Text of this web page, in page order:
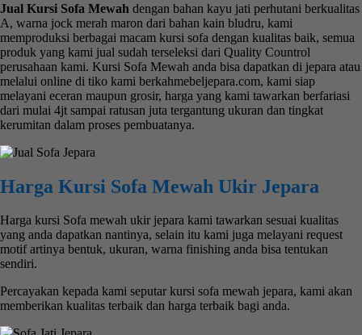
Jual Kursi Sofa Mewah dengan bahan kayu jati perhutani berkualitas
A, warna jock merah maron dari bahan kain bludru, kami
memproduksi berbagai macam kursi sofa dengan kualitas baik, semua
produk yang kami jual sudah terseleksi dari Quality Countrol
perusahaan kami. Kursi Sofa Mewah anda bisa dapatkan di jepara atau
melalui online di tiko kami berkahmebeljepara.com, kami siap
melayani eceran maupun grosir, harga yang kami tawarkan berfariasi
dari mulai 4jt sampai ratusan juta tergantung ukuran dan tingkat
kerumitan dalam proses pembuatanya.
Harga Kursi Sofa Mewah Ukir Jepara
Harga kursi Sofa mewah ukir jepara kami tawarkan sesuai kualitas
yang anda dapatkan nantinya, selain itu kami juga melayani request
motif artinya bentuk, ukuran, warna finishing anda bisa tentukan
sendiri.
Percayakan kepada kami seputar kursi sofa mewah jepara, kami akan
memberikan kualitas terbaik dan harga terbaik bagi anda.